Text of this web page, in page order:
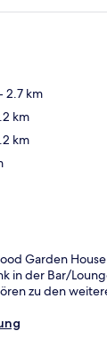
2.7 km
km
km
Garden
in der Bar/
zu den